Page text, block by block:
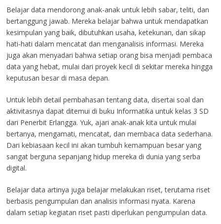
Belajar data mendorong anak-anak untuk lebih sabar, teliti, dan
bertanggung jawab. Mereka belajar bahwa untuk mendapatkan
kesimpulan yang baik, dibutuhkan usaha, ketekunan, dan sikap
hati-hati dalam mencatat dan menganalisis informasi. Mereka
juga akan menyadari bahwa setiap orang bisa menjadi pembaca
data yang hebat, mulai dari proyek kecil di sekitar mereka hingga
keputusan besar di masa depan.
Untuk lebih detail pembahasan tentang data, disertai soal dan
aktivitasnya dapat ditemui di buku Informatika untuk kelas 3 SD
dari Penerbit Erlangga. Yuk, ajari anak-anak kita untuk mulai
bertanya, mengamati, mencatat, dan membaca data sederhana.
Dari kebiasaan kecil ini akan tumbuh kemampuan besar yang
sangat berguna sepanjang hidup mereka di dunia yang serba
digital.
Belajar data artinya juga belajar melakukan riset, terutama riset
berbasis pengumpulan dan analisis informasi nyata. Karena
dalam setiap kegiatan riset pasti diperlukan pengumpulan data.